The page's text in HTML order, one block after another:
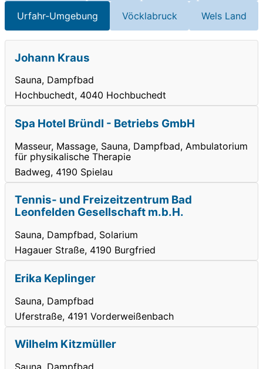
Urfahr-Umgebung Vöcklabruck Wels Land
Johann Kraus
Sauna, Dampfbad
Hochbuchedt, 4040 Hochbuchedt
Spa Hotel Bründl - Betriebs GmbH
Masseur, Massage, Sauna, Dampfbad, Ambulatorium
für physikalische Therapie
Badweg, 4190 Spielau
Tennis- und Freizeitzentrum Bad
Leonfelden Gesellschaft m.b.H.
Sauna, Dampfbad, Solarium
Hagauer Straße, 4190 Burgfried
Erika Keplinger
Sauna, Dampfbad
Uferstraße, 4191 Vorderweißenbach
Wilhelm Kitzmüller